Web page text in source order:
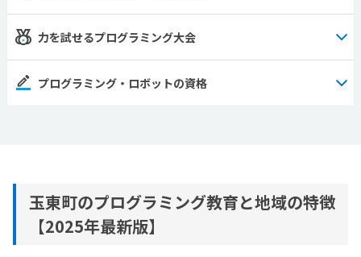
力を試せるプログラミング大会
プログラミング・ロボットの資格
玉東町のプログラミング教育と地域の特徴
【2025年最新版】